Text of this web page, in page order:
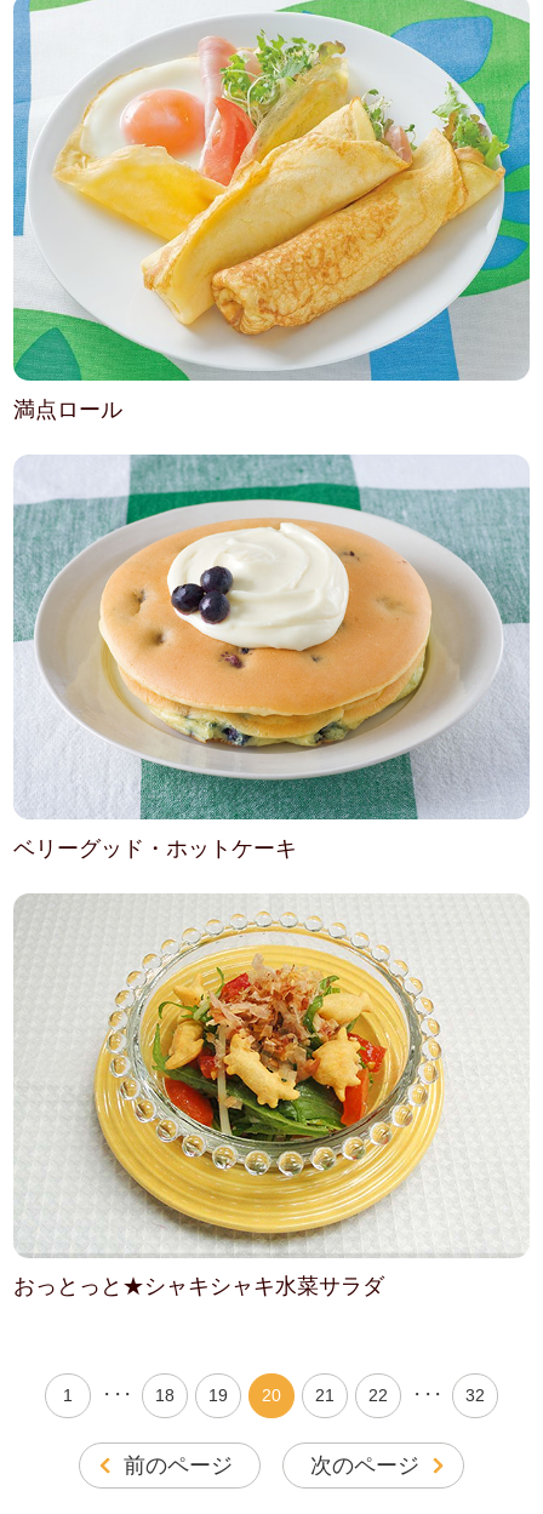
満点ロール
ベリーグッド・ホットケーキ
おっとっと★シャキシャキ水菜サラダ
前のページ
1 ・・・ 18 19 20 21 22 ・・・ 32
次のページ